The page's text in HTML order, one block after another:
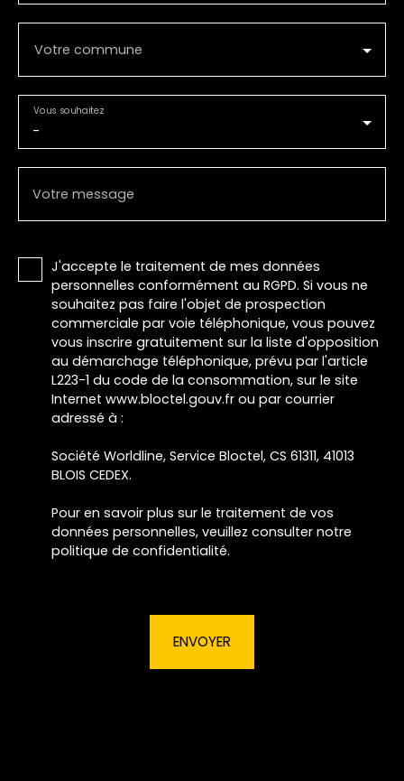
Votre commune
-
Vous souhaitez
Votre message
J'accepte le traitement de mes données
personnelles conformément au RGPD. Si vous ne
souhaitez pas faire l'objet de prospection
commerciale par voie téléphonique, vous pouvez
vous inscrire gratuitement sur la liste d'opposition
au démarchage téléphonique, prévu par l'article
L223-1 du code de la consommation, sur le site
Internet www.bloctel.gouv.fr ou par courrier
adressé à :
Société Worldline, Service Bloctel, CS 61311, 41013
BLOIS CEDEX.
Pour en savoir plus sur le traitement de vos
données personnelles, veuillez consulter notre
politique de confidentialité.
ENVOYER